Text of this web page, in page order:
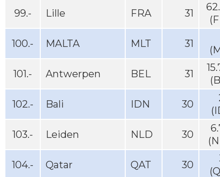
99.- Lille FRA 31
100.- MALTA MLT 31
101.- Antwerpen BEL 31
102.- Bali IDN 30
103.- Leiden NLD 30
104.- Qatar QAT 30